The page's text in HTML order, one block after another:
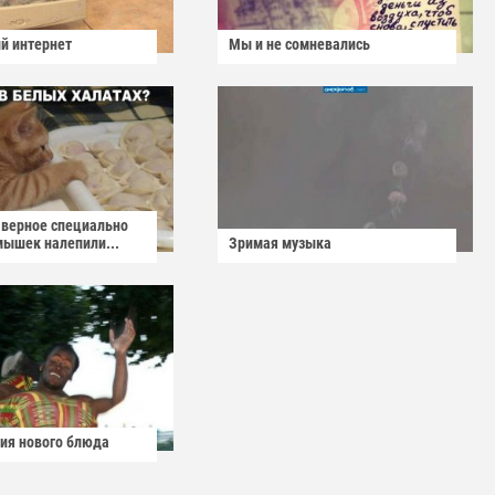
интернет Мы и не сомневались
специально
налепили...
Зримая музыка
нового блюда